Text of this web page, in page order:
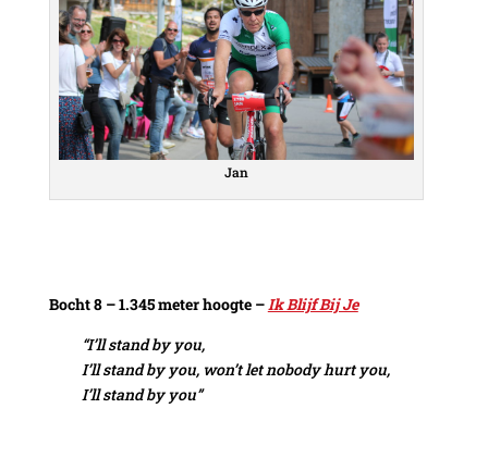
Jan
Bocht 8 – 1.345 meter hoogte –Ik Blijf Bij Je
“I’ll stand by you,
I’ll stand by you, won’t let nobody hurt you,
I’ll stand by you”